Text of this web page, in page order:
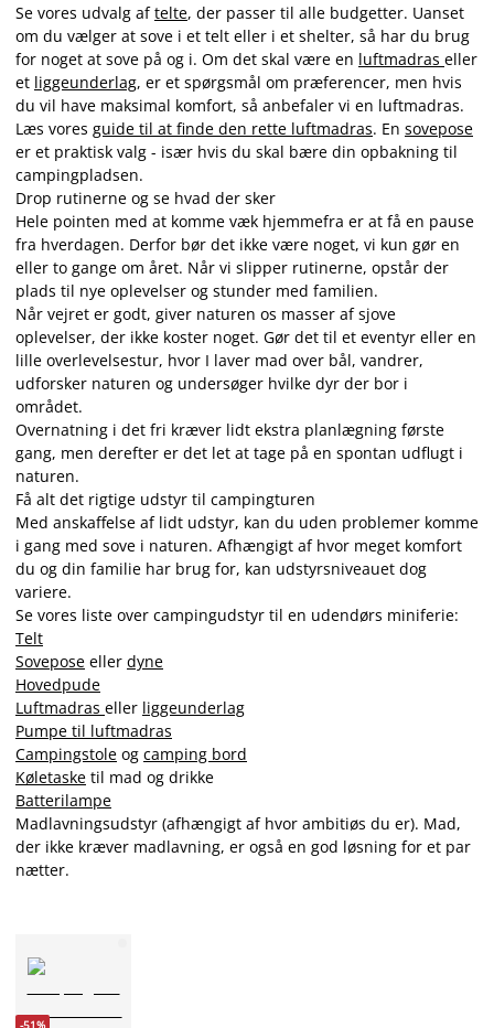
Se vores udvalg aftelte, der passer til alle budgetter. Uanset
om du vælger at sove i et telt eller i et shelter, så har du brug
for noget at sove på og i. Om det skal være en luftmadras eller
et liggeunderlag, er et spørgsmål om præferencer, men hvis
du vil have maksimal komfort, så anbefaler vi en luftmadras.
Læs vores guide til at finde den rette luftmadras. En sovepose
er et praktisk valg - især hvis du skal bære din opbakning til
campingpladsen.
Drop rutinerne og se hvad der sker
Hele pointen med at komme væk hjemmefra er at få en pause
fra hverdagen. Derfor bør det ikke være noget, vi kun gør en
eller to gange om året. Når vi slipper rutinerne, opstår der
plads til nye oplevelser og stunder med familien.
Når vejret er godt, giver naturen os masser af sjove
oplevelser, der ikke koster noget. Gør det til et eventyr eller en
lille overlevelsestur, hvor I laver mad over bål, vandrer,
udforsker naturen og undersøger hvilke dyr der bor i
området.
Overnatning i det fri kræver lidt ekstra planlægning første
gang, men derefter er det let at tage på en spontan udflugt i
naturen.
Få alt det rigtige udstyr til campingturen
Med anskaffelse af lidt udstyr, kan du uden problemer komme
i gang med sove i naturen. Afhængigt af hvor meget komfort
du og din familie har brug for, kan udstyrsniveauet dog
variere.
Se vores liste over campingudstyr til en udendørs miniferie:
Telt
Sovepose eller dyne
Hovedpude
Luftmadras eller liggeunderlag
Pumpe til luftmadras
Campingstole og camping bord
Køletaske til mad og drikke
Batterilampe
Madlavningsudstyr (afhængigt af hvor ambitiøs du er). Mad,
der ikke kræver madlavning, er også en god løsning for et par
nætter.
-51%